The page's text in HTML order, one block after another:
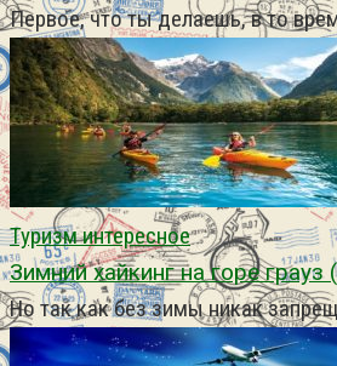
Первое, что ты делаешь, в то
Туризм интересное
Зимний хайкинг на горе грауз
Но так как без зимы никак